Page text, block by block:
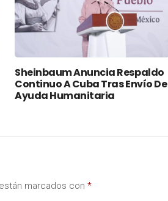
Sheinbaum Anuncia Respaldo
Continuo A Cuba Tras Envío De
Ayuda Humanitaria
marcados con *